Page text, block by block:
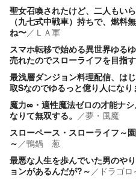
聖女召喚されたけど、二人もい
（九七式中戦車）持ちで、燃料
ね〜／ ＬＡ軍
スマホ転移で始める異世界ゆる
売れたのでスローライフを目指
最浅層ダンジョン料理配信、は
取Sなのでゆるっと億り人になり
魔力∞・適性魔法ゼロの才能ナ
なりて無双する。 ／夢・風魔
スローペース・スローライフ～
～ ／鴨鍋 葱
最悪な人生を歩んでいた男のや
ョンがあるんだが?～ ／ ドラゴロ